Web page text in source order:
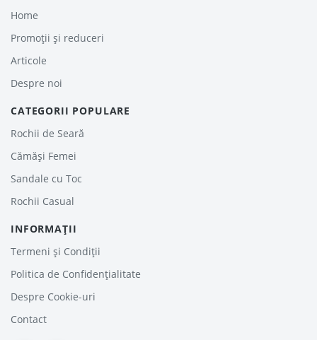
Home
Promoții și reduceri
Articole
Despre noi
CATEGORII POPULARE
Rochii de Seară
Cămăși Femei
Sandale cu Toc
Rochii Casual
INFORMAȚII
Termeni și Condiții
Politica de Confidențialitate
Despre Cookie-uri
Contact